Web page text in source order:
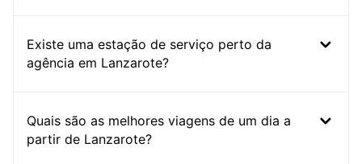
Existe uma estação de serviço perto da
agência em Lanzarote?
Quais são as melhores viagens de um dia a
partir de Lanzarote?